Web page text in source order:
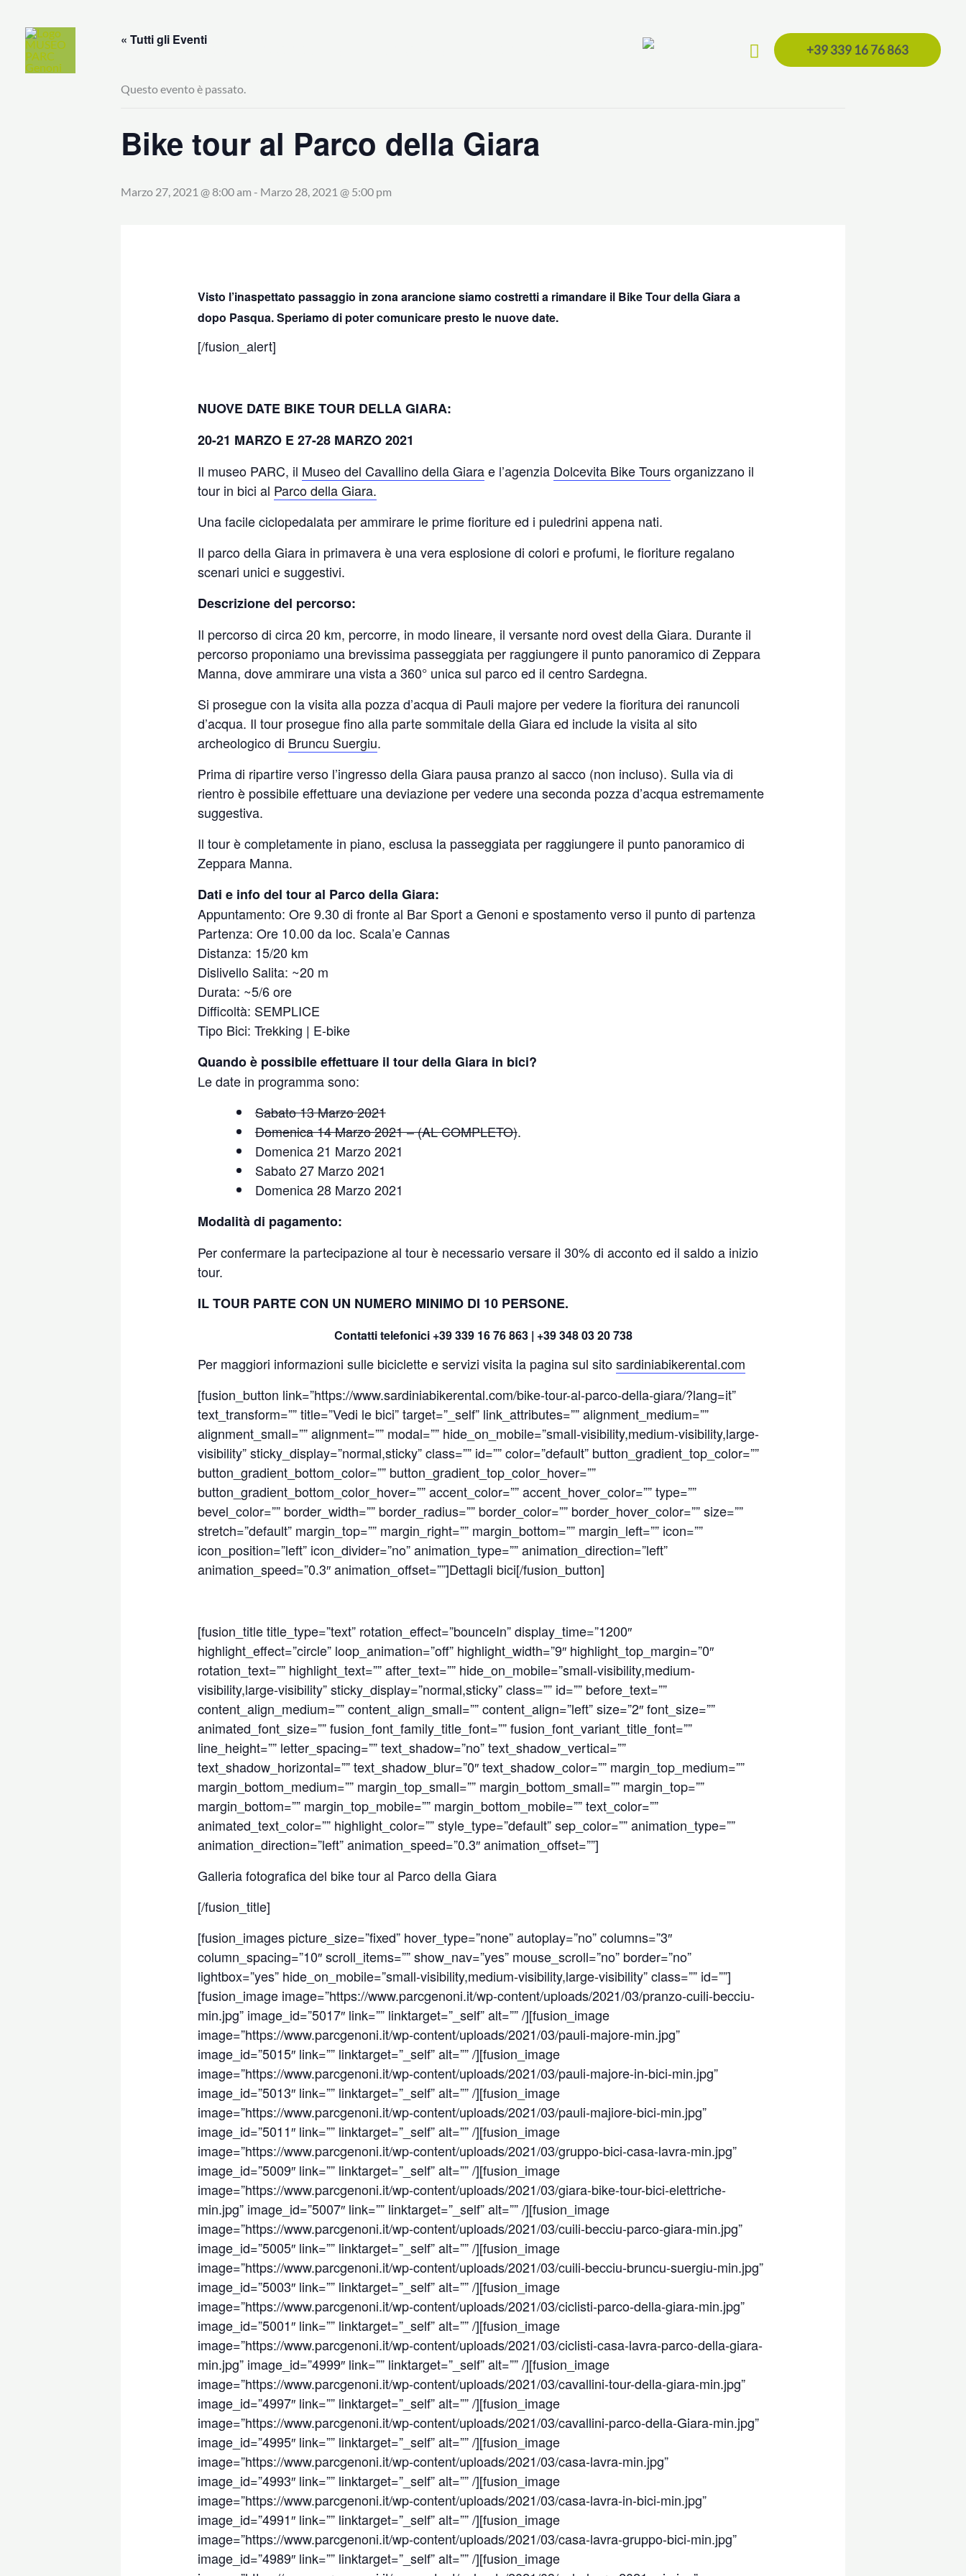
contenuto
Cerca +39 339 16 76 863
« Tutti gli Eventi
Questo evento è passato.
Bike tour al Parco della Giara
Marzo 27, 2021 @ 8:00 am - Marzo 28, 2021 @ 5:00 pm
Visto l’inaspettato passaggio in zona arancione siamo costretti a rimandare il Bike Tour della Giara a
dopo Pasqua. Speriamo di poter comunicare presto le nuove date.
[/fusion_alert]
NUOVE DATE BIKE TOUR DELLA GIARA:
20-21 MARZO E 27-28 MARZO 2021
Il museo PARC, il Museo del Cavallino della Giarae l’agenzia Dolcevita Bike Toursorganizzano il
tour in bici al Parco della Giara.
Una facile ciclopedalata per ammirare le prime fioriture ed i puledrini appena nati.
Il parco della Giara in primavera è una vera esplosione di colori e profumi, le fioriture regalano
scenari unici e suggestivi.
Descrizione del percorso:
Il percorso di circa 20 km, percorre, in modo lineare, il versante nord ovest della Giara. Durante il
percorso proponiamo una brevissima passeggiata per raggiungere il punto panoramico di Zeppara
Manna, dove ammirare una vista a 360° unica sul parco ed il centro Sardegna.
Si prosegue con la visita alla pozza d’acqua di Pauli majore per vedere la fioritura dei ranuncoli
d’acqua. Il tour prosegue fino alla parte sommitale della Giara ed include la visita al sito
archeologico di Bruncu Suergiu.
Prima di ripartire verso l’ingresso della Giara pausa pranzo al sacco (non incluso). Sulla via di
rientro è possibile effettuare una deviazione per vedere una seconda pozza d’acqua estremamente
suggestiva.
Il tour è completamente in piano, esclusa la passeggiata per raggiungere il punto panoramico di
Zeppara Manna.
Dati e info del tour al Parco della Giara:
Appuntamento: Ore 9.30 di fronte al Bar Sport a Genoni e spostamento verso il punto di partenza
Partenza: Ore 10.00 da loc. Scala’e Cannas
Distanza: 15/20 km
Dislivello Salita: ~20 m
Durata: ~5/6 ore
Difficoltà: SEMPLICE
Tipo Bici: Trekking | E-bike
Quando è possibile effettuare il tour della Giara in bici?
Le date in programma sono:
Sabato 13 Marzo 2021
Domenica 14 Marzo 2021 – (AL COMPLETO).
Domenica 21 Marzo 2021
Sabato 27 Marzo 2021
Domenica 28 Marzo 2021
Modalità di pagamento:
Per confermare la partecipazione al tour è necessario versare il 30% di acconto ed il saldo a inizio
tour.
IL TOUR PARTE CON UN NUMERO MINIMO DI 10 PERSONE.
Contatti telefonici +39 339 16 76 863 | +39 348 03 20 738
Per maggiori informazioni sulle biciclette e servizi visita la pagina sul sitosardiniabikerental.com
[fusion_button link=”https://www.sardiniabikerental.com/bike-tour-al-parco-della-giara/?lang=it”
text_transform=”” title=”Vedi le bici” target=”_self” link_attributes=”” alignment_medium=””
alignment_small=”” alignment=”” modal=”” hide_on_mobile=”small-visibility,medium-visibility,large-
visibility” sticky_display=”normal,sticky” class=”” id=”” color=”default” button_gradient_top_color=””
button_gradient_bottom_color=”” button_gradient_top_color_hover=””
button_gradient_bottom_color_hover=”” accent_color=”” accent_hover_color=”” type=””
bevel_color=”” border_width=”” border_radius=”” border_color=”” border_hover_color=”” size=””
stretch=”default” margin_top=”” margin_right=”” margin_bottom=”” margin_left=”” icon=””
icon_position=”left” icon_divider=”no” animation_type=”” animation_direction=”left”
animation_speed=”0.3″ animation_offset=””]Dettagli bici[/fusion_button]
[fusion_title title_type=”text” rotation_effect=”bounceIn” display_time=”1200″
highlight_effect=”circle” loop_animation=”off” highlight_width=”9″ highlight_top_margin=”0″
rotation_text=”” highlight_text=”” after_text=”” hide_on_mobile=”small-visibility,medium-
visibility,large-visibility” sticky_display=”normal,sticky” class=”” id=”” before_text=””
content_align_medium=”” content_align_small=”” content_align=”left” size=”2″ font_size=””
animated_font_size=”” fusion_font_family_title_font=”” fusion_font_variant_title_font=””
line_height=”” letter_spacing=”” text_shadow=”no” text_shadow_vertical=””
text_shadow_horizontal=”” text_shadow_blur=”0″ text_shadow_color=”” margin_top_medium=””
margin_bottom_medium=”” margin_top_small=”” margin_bottom_small=”” margin_top=””
margin_bottom=”” margin_top_mobile=”” margin_bottom_mobile=”” text_color=””
animated_text_color=”” highlight_color=”” style_type=”default” sep_color=”” animation_type=””
animation_direction=”left” animation_speed=”0.3″ animation_offset=””]
Galleria fotografica del bike tour al Parco della Giara
[/fusion_title]
[fusion_images picture_size=”fixed” hover_type=”none” autoplay=”no” columns=”3″
column_spacing=”10″ scroll_items=”” show_nav=”yes” mouse_scroll=”no” border=”no”
lightbox=”yes” hide_on_mobile=”small-visibility,medium-visibility,large-visibility” class=”” id=””]
[fusion_image image=”https://www.parcgenoni.it/wp-content/uploads/2021/03/pranzo-cuili-becciu-
min.jpg” image_id=”5017″ link=”” linktarget=”_self” alt=”” /][fusion_image
image=”https://www.parcgenoni.it/wp-content/uploads/2021/03/pauli-majore-min.jpg”
image_id=”5015″ link=”” linktarget=”_self” alt=”” /][fusion_image
image=”https://www.parcgenoni.it/wp-content/uploads/2021/03/pauli-majore-in-bici-min.jpg”
image_id=”5013″ link=”” linktarget=”_self” alt=”” /][fusion_image
image=”https://www.parcgenoni.it/wp-content/uploads/2021/03/pauli-majiore-bici-min.jpg”
image_id=”5011″ link=”” linktarget=”_self” alt=”” /][fusion_image
image=”https://www.parcgenoni.it/wp-content/uploads/2021/03/gruppo-bici-casa-lavra-min.jpg”
image_id=”5009″ link=”” linktarget=”_self” alt=”” /][fusion_image
image=”https://www.parcgenoni.it/wp-content/uploads/2021/03/giara-bike-tour-bici-elettriche-
min.jpg” image_id=”5007″ link=”” linktarget=”_self” alt=”” /][fusion_image
image=”https://www.parcgenoni.it/wp-content/uploads/2021/03/cuili-becciu-parco-giara-min.jpg”
image_id=”5005″ link=”” linktarget=”_self” alt=”” /][fusion_image
image=”https://www.parcgenoni.it/wp-content/uploads/2021/03/cuili-becciu-bruncu-suergiu-min.jpg”
image_id=”5003″ link=”” linktarget=”_self” alt=”” /][fusion_image
image=”https://www.parcgenoni.it/wp-content/uploads/2021/03/ciclisti-parco-della-giara-min.jpg”
image_id=”5001″ link=”” linktarget=”_self” alt=”” /][fusion_image
image=”https://www.parcgenoni.it/wp-content/uploads/2021/03/ciclisti-casa-lavra-parco-della-giara-
min.jpg” image_id=”4999″ link=”” linktarget=”_self” alt=”” /][fusion_image
image=”https://www.parcgenoni.it/wp-content/uploads/2021/03/cavallini-tour-della-giara-min.jpg”
image_id=”4997″ link=”” linktarget=”_self” alt=”” /][fusion_image
image=”https://www.parcgenoni.it/wp-content/uploads/2021/03/cavallini-parco-della-Giara-min.jpg”
image_id=”4995″ link=”” linktarget=”_self” alt=”” /][fusion_image
image=”https://www.parcgenoni.it/wp-content/uploads/2021/03/casa-lavra-min.jpg”
image_id=”4993″ link=”” linktarget=”_self” alt=”” /][fusion_image
image=”https://www.parcgenoni.it/wp-content/uploads/2021/03/casa-lavra-in-bici-min.jpg”
image_id=”4991″ link=”” linktarget=”_self” alt=”” /][fusion_image
image=”https://www.parcgenoni.it/wp-content/uploads/2021/03/casa-lavra-gruppo-bici-min.jpg”
image_id=”4989″ link=”” linktarget=”_self” alt=”” /][fusion_image